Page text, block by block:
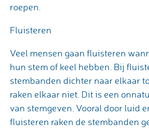
roepen.
Fluisteren
Veel mensen gaan fluisteren
hun stem of keel hebben. Bij
stembanden dichter naar elkaar
raken elkaar niet. Dit is een
van stemgeven. Vooral door luid
fluisteren raken de stembanden